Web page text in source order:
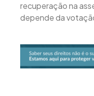
recuperação na
depende da